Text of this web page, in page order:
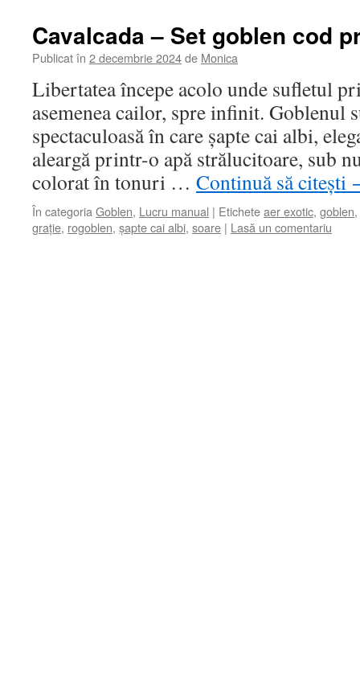
Cavalcada – Set goblen cod
Publicat în 2 decembrie 2024de Monica
Libertatea începe acolo unde sufletul
asemenea cailor, spre infinit. Goblenul
spectaculoasă în care șapte cai albi,
aleargă printr-o apă strălucitoare, sub
colorat în tonuri … Continuă să citești
În categoria Goblen, Lucru manual | Eticheteaer exotic, goblen,
grație, rogoblen, șapte cai albi, soare | Lasă un comentariu